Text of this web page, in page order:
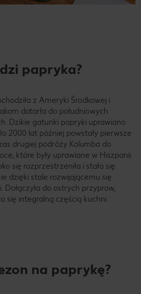
papryka?
z Ameryki Środkowej i
dotarła do południowych
Dzikie gatunki papryki uprawiano
2000 lat później powstały pierwsze
drugiej podróży Kolumba do
które były uprawiane w Hiszpanii.
się rozprzestrzeniła i stała się
dzięki stale rozwijającemu się
do ostrych przypraw,
się integralną częścią kuchni.
na paprykę?